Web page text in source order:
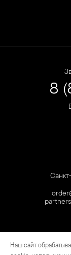
8
Предложение не
Наш сайт